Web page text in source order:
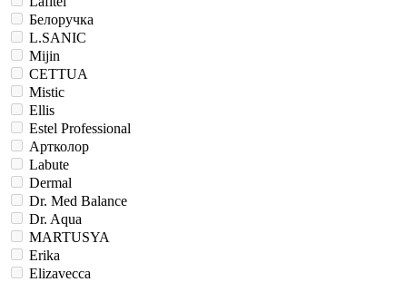
Белоручка
L.SANIC
Mijin
CETTUA
Mistic
Ellis
Estel Professional
Артколор
Labute
Dermal
Dr. Med Balance
Dr. Aqua
MARTUSYA
Erika
Elizavecca